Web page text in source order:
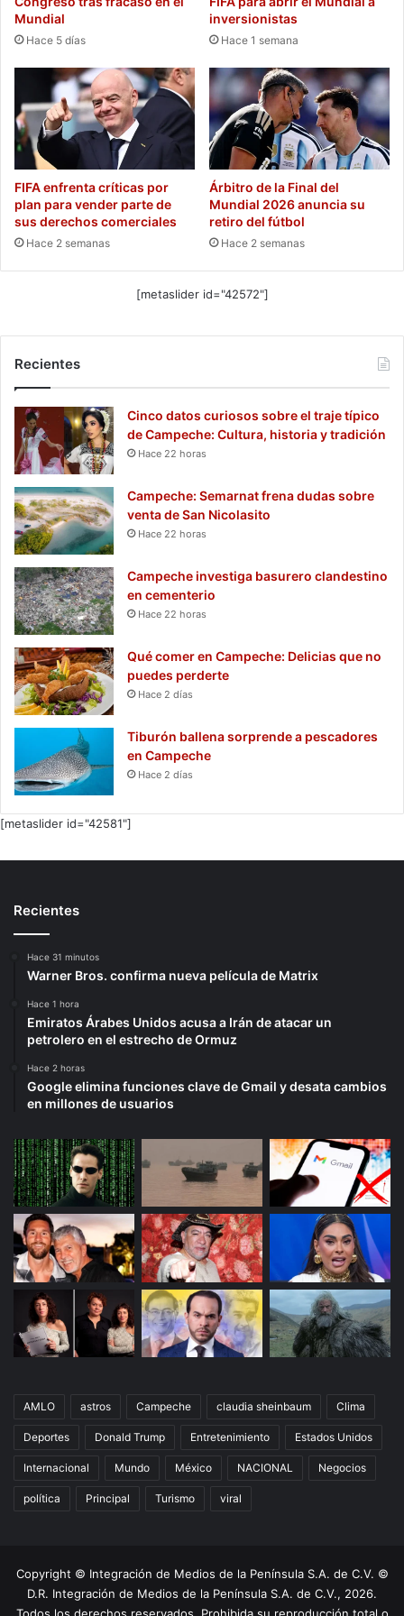
Mundial
Hace 5 días
inversionistas
Hace 1 semana
FIFA enfrenta críticas por
plan para vender parte de
sus derechos comerciales
Hace 2 semanas
Árbitro de la Final del
Mundial 2026 anuncia su
retiro del fútbol
Hace 2 semanas
[metaslider id="42572"]
Recientes
Cinco datos curiosos sobre el traje típico
de Campeche: Cultura, historia y tradición
Hace 22 horas
Campeche: Semarnat frena dudas sobre
venta de San Nicolasito
Hace 22 horas
Campeche investiga basurero clandestino
en cementerio
Hace 22 horas
Qué comer en Campeche: Delicias que no
puedes perderte
Hace 2 días
Tiburón ballena sorprende a pescadores
en Campeche
Hace 2 días
[metaslider id="42581"]
Recientes
Hace 31 minutos
Warner Bros. confirma nueva película de Matrix
Hace 1 hora
Emiratos Árabes Unidos acusa a Irán de atacar un
petrolero en el estrecho de Ormuz
Hace 2 horas
Google elimina funciones clave de Gmail y desata cambios
en millones de usuarios
AMLO astros Campeche claudia sheinbaum Clima
Deportes Donald Trump Entretenimiento Estados Unidos
Internacional Mundo México NACIONAL Negocios
política Principal Turismo viral
Copyright © Integración de Medios de la Península S.A. de C.V. ©
D.R. Integración de Medios de la Península S.A. de C.V., 2026.